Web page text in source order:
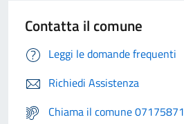
Contatta il comune
Leggi le domande frequenti
Richiedi Assistenza
Chiama il comune 07175871